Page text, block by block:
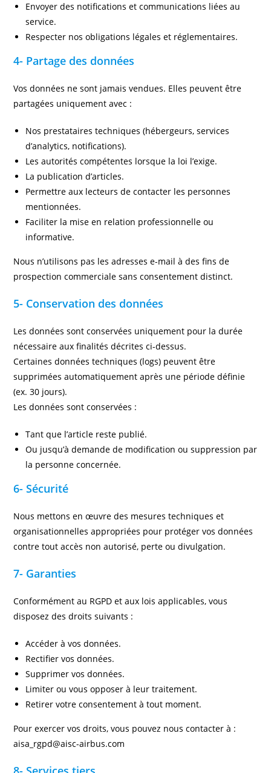
Envoyer des notifications et communications liées au
service.
Respecter nos obligations légales et réglementaires.
4- Partage des données
Vos données ne sont jamais vendues. Elles peuvent être
partagées uniquement avec :
Nos prestataires techniques (hébergeurs, services
d’analytics, notifications).
Les autorités compétentes lorsque la loi l’exige.
La publication d’articles.
Permettre aux lecteurs de contacter les personnes
mentionnées.
Faciliter la mise en relation professionnelle ou
informative.
Nous n’utilisons pas les adresses e-mail à des fins de
prospection commerciale sans consentement distinct.
5- Conservation des données
Les données sont conservées uniquement pour la durée
nécessaire aux finalités décrites ci-dessus.
Certaines données techniques (logs) peuvent être
supprimées automatiquement après une période définie
(ex. 30 jours).
Les données sont conservées :
Tant que l’article reste publié.
Ou jusqu’à demande de modification ou suppression par
la personne concernée.
6- Sécurité
Nous mettons en œuvre des mesures techniques et
organisationnelles appropriées pour protéger vos données
contre tout accès non autorisé, perte ou divulgation.
7- Garanties
Conformément au RGPD et aux lois applicables, vous
disposez des droits suivants :
Accéder à vos données.
Rectifier vos données.
Supprimer vos données.
Limiter ou vous opposer à leur traitement.
Retirer votre consentement à tout moment.
Pour exercer vos droits, vous pouvez nous contacter à :
aisa_rgpd@aisc-airbus.com